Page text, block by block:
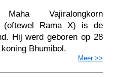
Vajiralongkorn
(oftewel Rama X) is de
Hij werd geboren op 28
Bhumibol.
Meer >>